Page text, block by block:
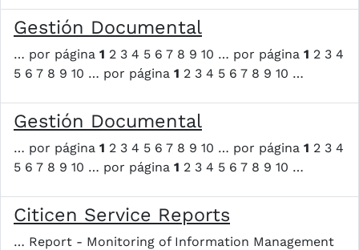
Gestión Documental
… por página 1 2 3 4 5 6 7 8 9 10 … por página 1 2 3 4
5 6 7 8 9 10 … por página 1 2 3 4 5 6 7 8 9 10 …
Gestión Documental
… por página 1 2 3 4 5 6 7 8 9 10 … por página 1 2 3 4
5 6 7 8 9 10 … por página 1 2 3 4 5 6 7 8 9 10 …
Citicen Service Reports
… Report - Monitoring of Information Management